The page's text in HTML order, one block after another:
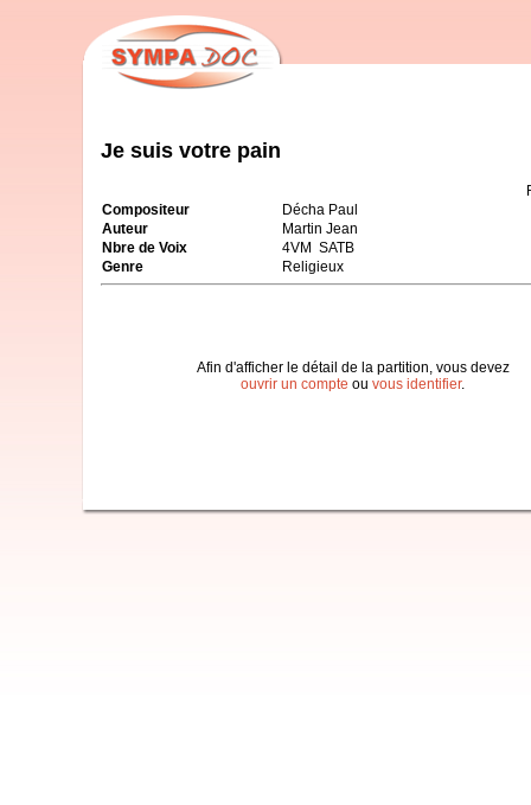
Je suis votre pain
Compositeur
Décha Paul
Auteur
Martin Jean
Nbre de Voix
4VM SATB
Genre
Religieux
Afin d'afficher le détail de la partition, vous devez
ouvrir un compte ou vous identifier.